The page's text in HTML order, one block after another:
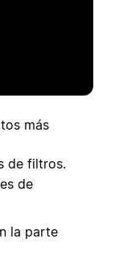
más
de filtros.
de
la parte